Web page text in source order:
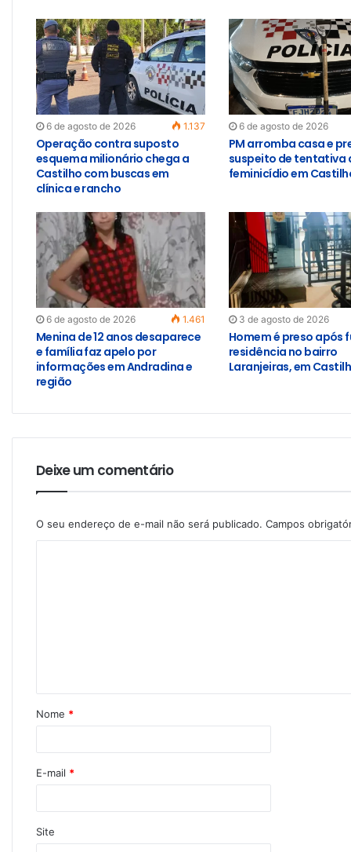
6 de agosto de 2026 1.137
Operação contra suposto
esquema milionário chega a
Castilho com buscas em
clínica e rancho
6 de agosto de 2026
PM arromba casa e
suspeito de tentativa
feminicídio em
6 de agosto de 2026 1.461
Menina de 12 anos desaparece
e família faz apelo por
informações em Andradina e
região
3 de agosto de 2026
Homem é preso após
residência no bairro
Laranjeiras, em
Deixe um comentário
O seu endereço de e-mail não será publicado. Campos
Nome *
E-mail *
Site